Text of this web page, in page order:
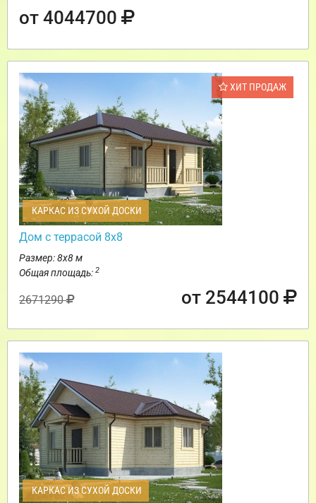
от 4044700
ХИТ ПРОДАЖ
КАРКАС ИЗ СУХОЙ ДОСКИ
Дом с террасой 8х8
Размер: 8х8 м
Общая площадь: 2
2671290 от 2544100
КАРКАС ИЗ СУХОЙ ДОСКИ